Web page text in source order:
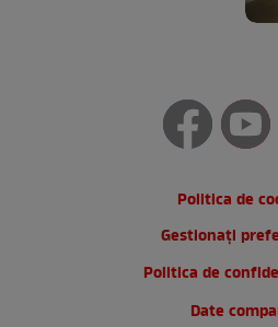
Politica de
Gestionați
Politica de
Date